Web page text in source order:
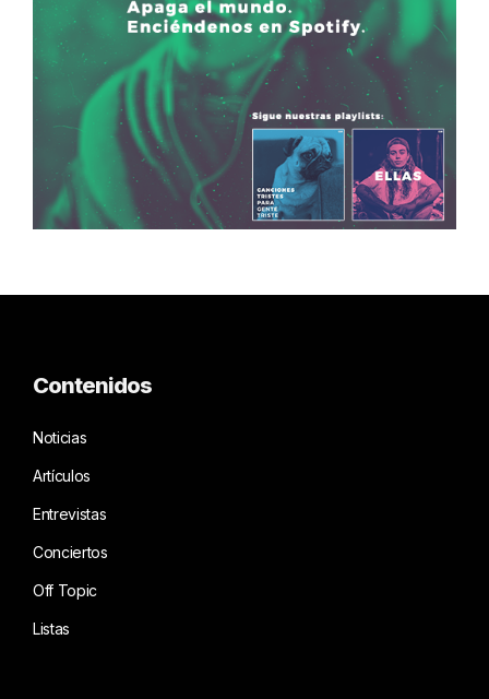
Contenidos
Noticias
Artículos
Entrevistas
Conciertos
Off Topic
Listas